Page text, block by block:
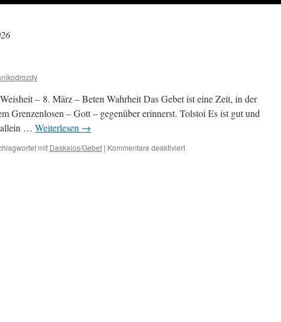
– 8. März – Beten Wahrheit Das Gebet ist eine Zeit, in der
Grenzenlosen – Gott – gegenüber erinnerst. Tolstoi Es ist gut und
allein … Weiterlesen →
mit Daskalos/Gebet | Kommentare deaktiviertfür